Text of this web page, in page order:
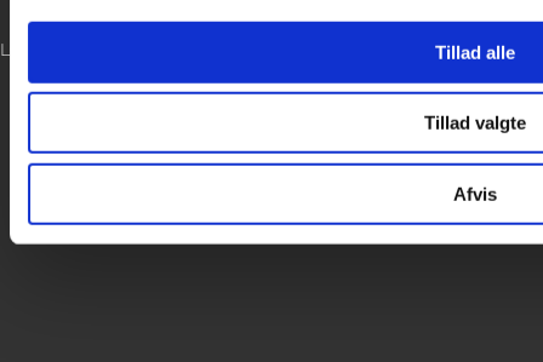
Tillad alle
Tillad valgte
Afvis
LOG IND
